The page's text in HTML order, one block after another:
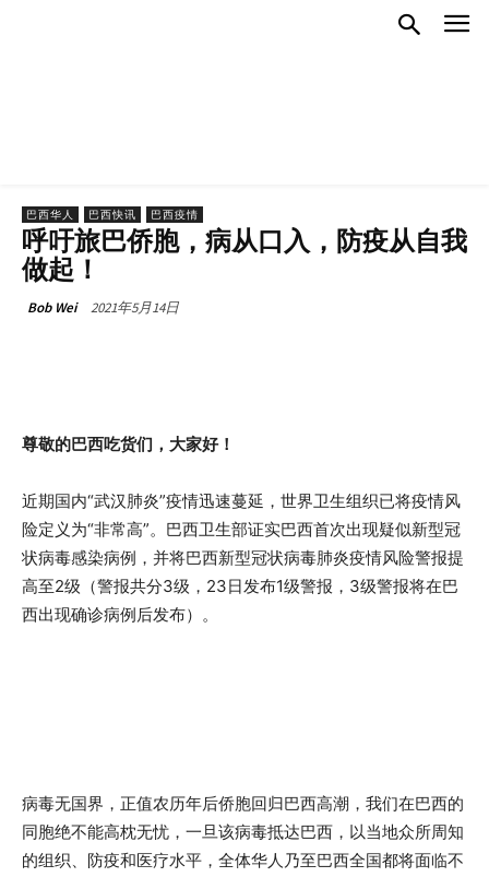
巴西华人 巴西快讯 巴西疫情
呼吁旅巴侨胞，病从口入，防疫从自我
做起！
Bob Wei 2021年5月14日
尊敬的巴西吃货们，大家好！
近期国内“武汉肺炎”疫情迅速蔓延，世界卫生组织已将疫情风
险定义为“非常高”。巴西卫生部证实巴西首次出现疑似新型冠
状病毒感染病例，并将巴西新型冠状病毒肺炎疫情风险警报提
高至2级（警报共分3级，23日发布1级警报，3级警报将在巴
西出现确诊病例后发布）。
病毒无国界，正值农历年后侨胞回归巴西高潮，我们在巴西的
同胞绝不能高枕无忧，一旦该病毒抵达巴西，以当地众所周知
的组织、防疫和医疗水平，全体华人乃至巴西全国都将面临不